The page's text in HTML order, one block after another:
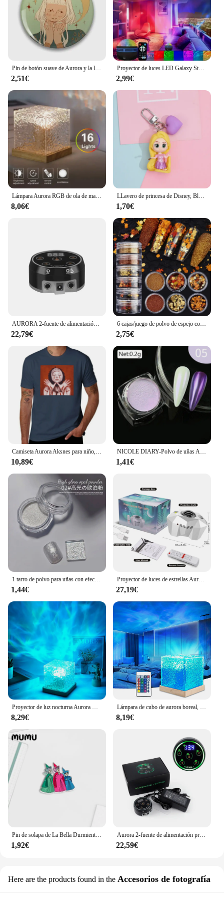
centerpiece for events and gatherings. Whether
you're looking to enhance your home decor or
seeking a unique gift, this puzzle is an excellent
choice.
Pin de botón suave de Aurora y la luna, joyería para ropa, Collar divertido y bonito para mujer, insignia de regalo, broche de dibujos animados a la moda para amantes, sombrero decorativo
2,51€
Proyector de luces LED Galaxy Star RGB Aurora, luces nocturnas ambientales con sonido y Control remoto para dormitorio, decoraciones para el hogar, regalos de cumpleaños
2,99€
Lámpara Aurora RGB de ola de mar, cubo con Control remoto, proyector de luz de agua que cambia de 16 colores para decoración de pared de salón y dormitorio
8,06€
LLavero de princesa de Disney, Blancanieves, Ariel, Cenicienta, Rapunzel, Aurora, Bella, bonito llavero, regalo de cumpleaños para niños
1,70€
AURORA 2-fuente de alimentación para tatuajes, fuente de alimentación profesional Digital LCD con adaptador de corriente, cable de alimentación
22,79€
6 cajas/juego de polvo de espejo con purpurina para uñas, pigmentos de efecto metálico camaleón Aurora, láser para uñas de Gel UV, decoración de manicura DIY
2,75€
Camiseta Aurora Aksnes para niño, ropa hippie en blanco, camisetas para hombre
10,89€
NICOLE DIARY-Polvo de uñas Aurora, pigmento de cromo blanco, polvo de frotamiento de perlas, efecto espejo, purpurina para manicura artística, accesorios para uñas
1,41€
1 tarro de polvo para uñas con efecto perla, espejo Aurora cromado, sirena, polvo artístico para uñas, arcoíris AB, espejo mágico, suministros de polvo de concha de perla
1,44€
Proyector de luces de estrellas Aurora Galaxy Moon con Control remoto, lámparas de noche de cielo, regalo para niños y adultos, altavoz de música Bluetooth, decoración del hogar
27,19€
Proyector de luz nocturna Aurora Borealis moderno, lámpara alimentada por USB de 16 colores con Control remoto para sala de estar y dormitorios, 1 ud.
8,29€
Lámpara de cubo de aurora boreal, lámpara de ola de mar, proyector de agua, lámpara de cubo Luminorthe, luces lumena, cubo, decoración de dormitorio, 16 colores
8,19€
Pin de solapa de La Bella Durmiente, broches acrílicos de princesa Aurora, joyería epoxi hecha a mano, insignia de bolso de camisa, novedad de 2024
1,92€
Aurora 2-fuente de alimentación profesional para tatuajes, máquina de tatuaje portátil Digital LCD, controlador de potencia con enchufe estadounidense/europeo, 1 piezas
22,59€
Here are the products found in the Accesorios de fotografía